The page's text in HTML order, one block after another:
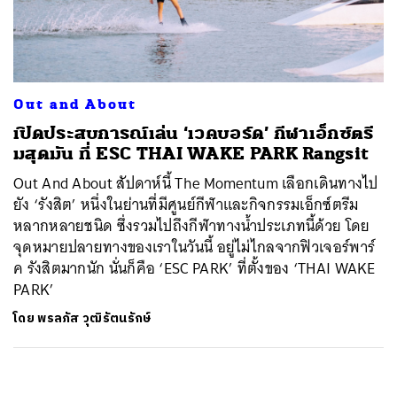
Out and About
เปิดประสบการณ์เล่น ‘เวคบอร์ด’ กีฬาเอ็กซ์ตรี
มสุดมัน ที่ ESC THAI WAKE PARK Rangsit
Out And About สัปดาห์นี้ The Momentum เลือกเดินทางไป
ยัง ‘รังสิต’ หนึ่งในย่านที่มีศูนย์กีฬาและกิจกรรมเอ็กซ์ตรีม
หลากหลายชนิด ซึ่งรวมไปถึงกีฬาทางน้ำประเภทนี้ด้วย โดย
จุดหมายปลายทางของเราในวันนี้ อยู่ไม่ไกลจากฟิวเจอร์พาร์
ค รังสิตมากนัก นั่นก็คือ ‘ESC PARK’ ที่ตั้งของ ‘THAI WAKE
PARK’
โดยพรลภัส วุฒิรัตนรักษ์
SHARE